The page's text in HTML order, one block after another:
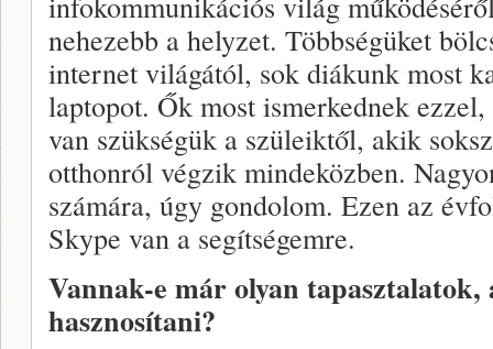
nehezebb a helyzet. Többségüket
internet világától, sok diákunk most
laptopot. Ők most ismerkednek
van szükségük a szüleiktől, akik
otthonról végzik mindeközben.
számára, úgy gondolom. Ezen az
Skype van a segítségemre.
Vannak-e már olyan
hasznosítani?